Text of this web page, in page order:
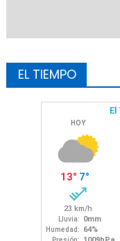
EL TIEMPO